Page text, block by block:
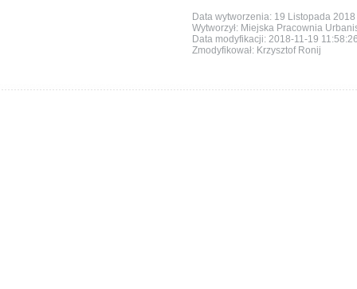
Data wytworzenia: 19 Listopada 2018
Wytworzył: Miejska Pracownia
Data modyfikacji: 2018-11-19
Zmodyfikował: Krzysztof Ronij